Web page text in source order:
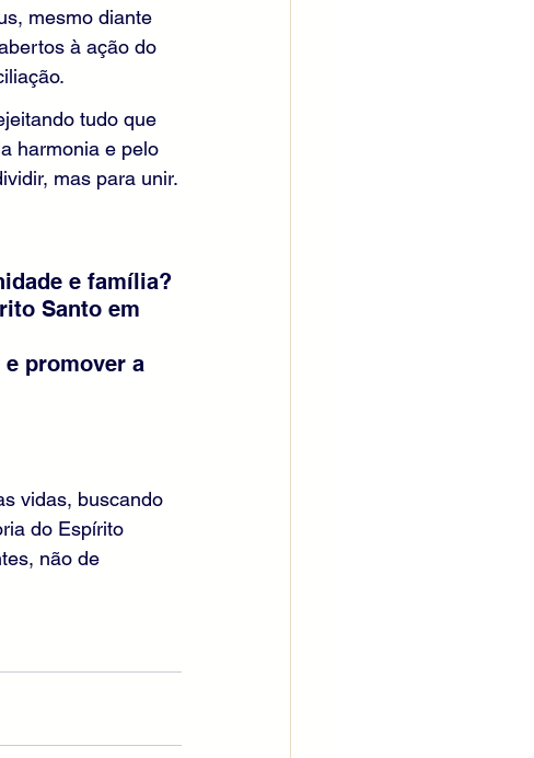
mesmo diante
à ação do
tudo que
harmonia e pelo
mas para unir.
e família?
Santo em
e promover a
vidas, buscando
do Espírito
não de